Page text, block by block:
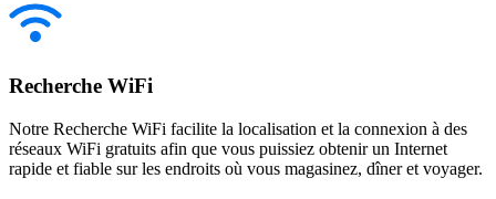
Recherche WiFi
Notre Recherche WiFi facilite la localisation et la connexion à des
réseaux WiFi gratuits afin que vous puissiez obtenir un Internet
rapide et fiable sur les endroits où vous magasinez, dîner et voyager.